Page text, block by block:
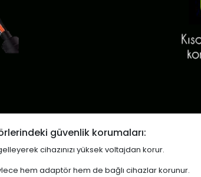
güvenlik korumaları:
cihazınızı yüksek voltajdan korur.
hem adaptör hem de bağlı cihazlar korunur.